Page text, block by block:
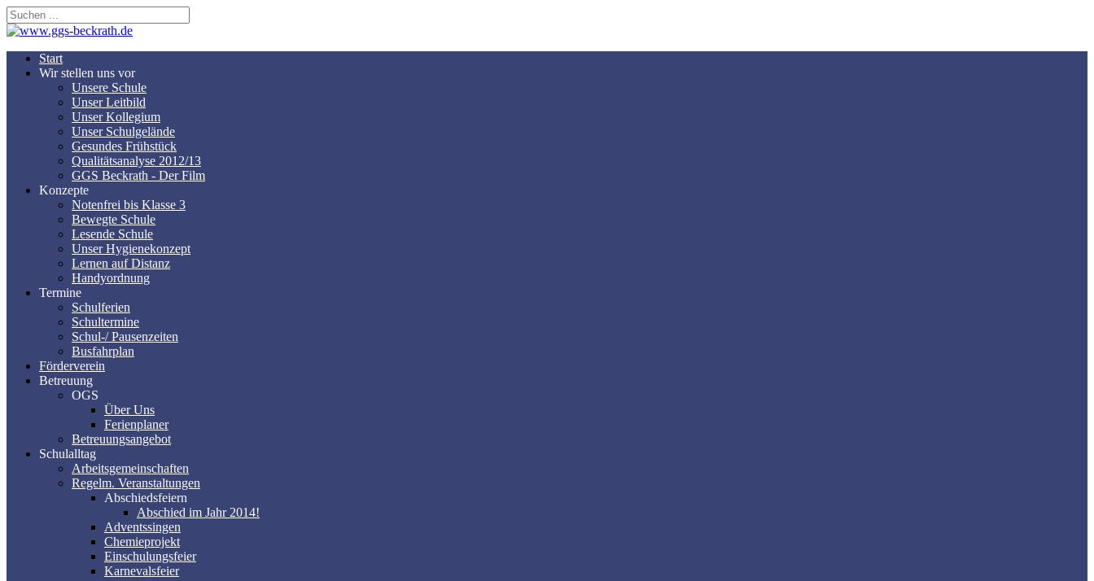
Start
Wir stellen uns vor
Unsere Schule
Unser Leitbild
Unser Kollegium
Unser Schulgelände
Gesundes Frühstück
Qualitätsanalyse 2012/13
GGS Beckrath - Der Film
Konzepte
Notenfrei bis Klasse 3
Bewegte Schule
Lesende Schule
Unser Hygienekonzept
Lernen auf Distanz
Handyordnung
Termine
Schulferien
Schultermine
Schul-/ Pausenzeiten
Busfahrplan
Förderverein
Betreuung
OGS
Über Uns
Ferienplaner
Betreuungsangebot
Schulalltag
Arbeitsgemeinschaften
Regelm. Veranstaltungen
Abschiedsfeiern
Abschied im Jahr 2014!
Adventssingen
Chemieprojekt
Einschulungsfeier
Karnevalsfeier